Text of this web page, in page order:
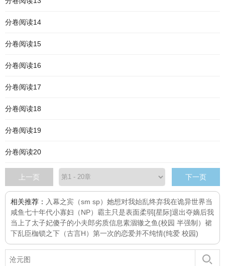
分卷阅读14
分卷阅读15
分卷阅读16
分卷阅读17
分卷阅读18
分卷阅读19
分卷阅读20
上一页 下一页
相关推荐： 入幕之宾（sm sp） 她想对我始乱终弃我在诡异世界当
咸鱼七十年代小寡妇（NP） 霸主只是表面柔弱[星际]退出夺嫡后我
当上了太子妃傻子的小夫郎劣质信息素涸辙之鱼(校园 半强制） 裙
下乱臣枷锁之下（古言H） 第一次的恋爱并不纯情(纯爱 校园)